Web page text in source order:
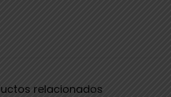
relacionados